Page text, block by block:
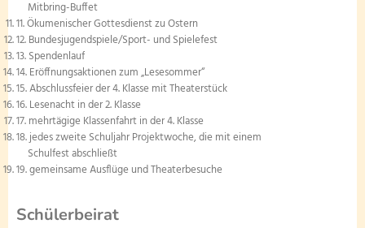
Schulordnung
Schulsozialarbeit
Mitbring-Buffet
Ökumenischer Gottesdienst zu Ostern
Bundesjugendspiele/Sport- und Spielefest
Spendenlauf
Eröffnungsaktionen zum „Lesesommer“
Abschlussfeier der 4. Klasse mit Theaterstück
Lesenacht in der 2. Klasse
mehrtägige Klassenfahrt in der 4. Klasse
jedes zweite Schuljahr Projektwoche, die mit einem
Schulfest abschließt
gemeinsame Ausflüge und Theaterbesuche
Schülerbeirat